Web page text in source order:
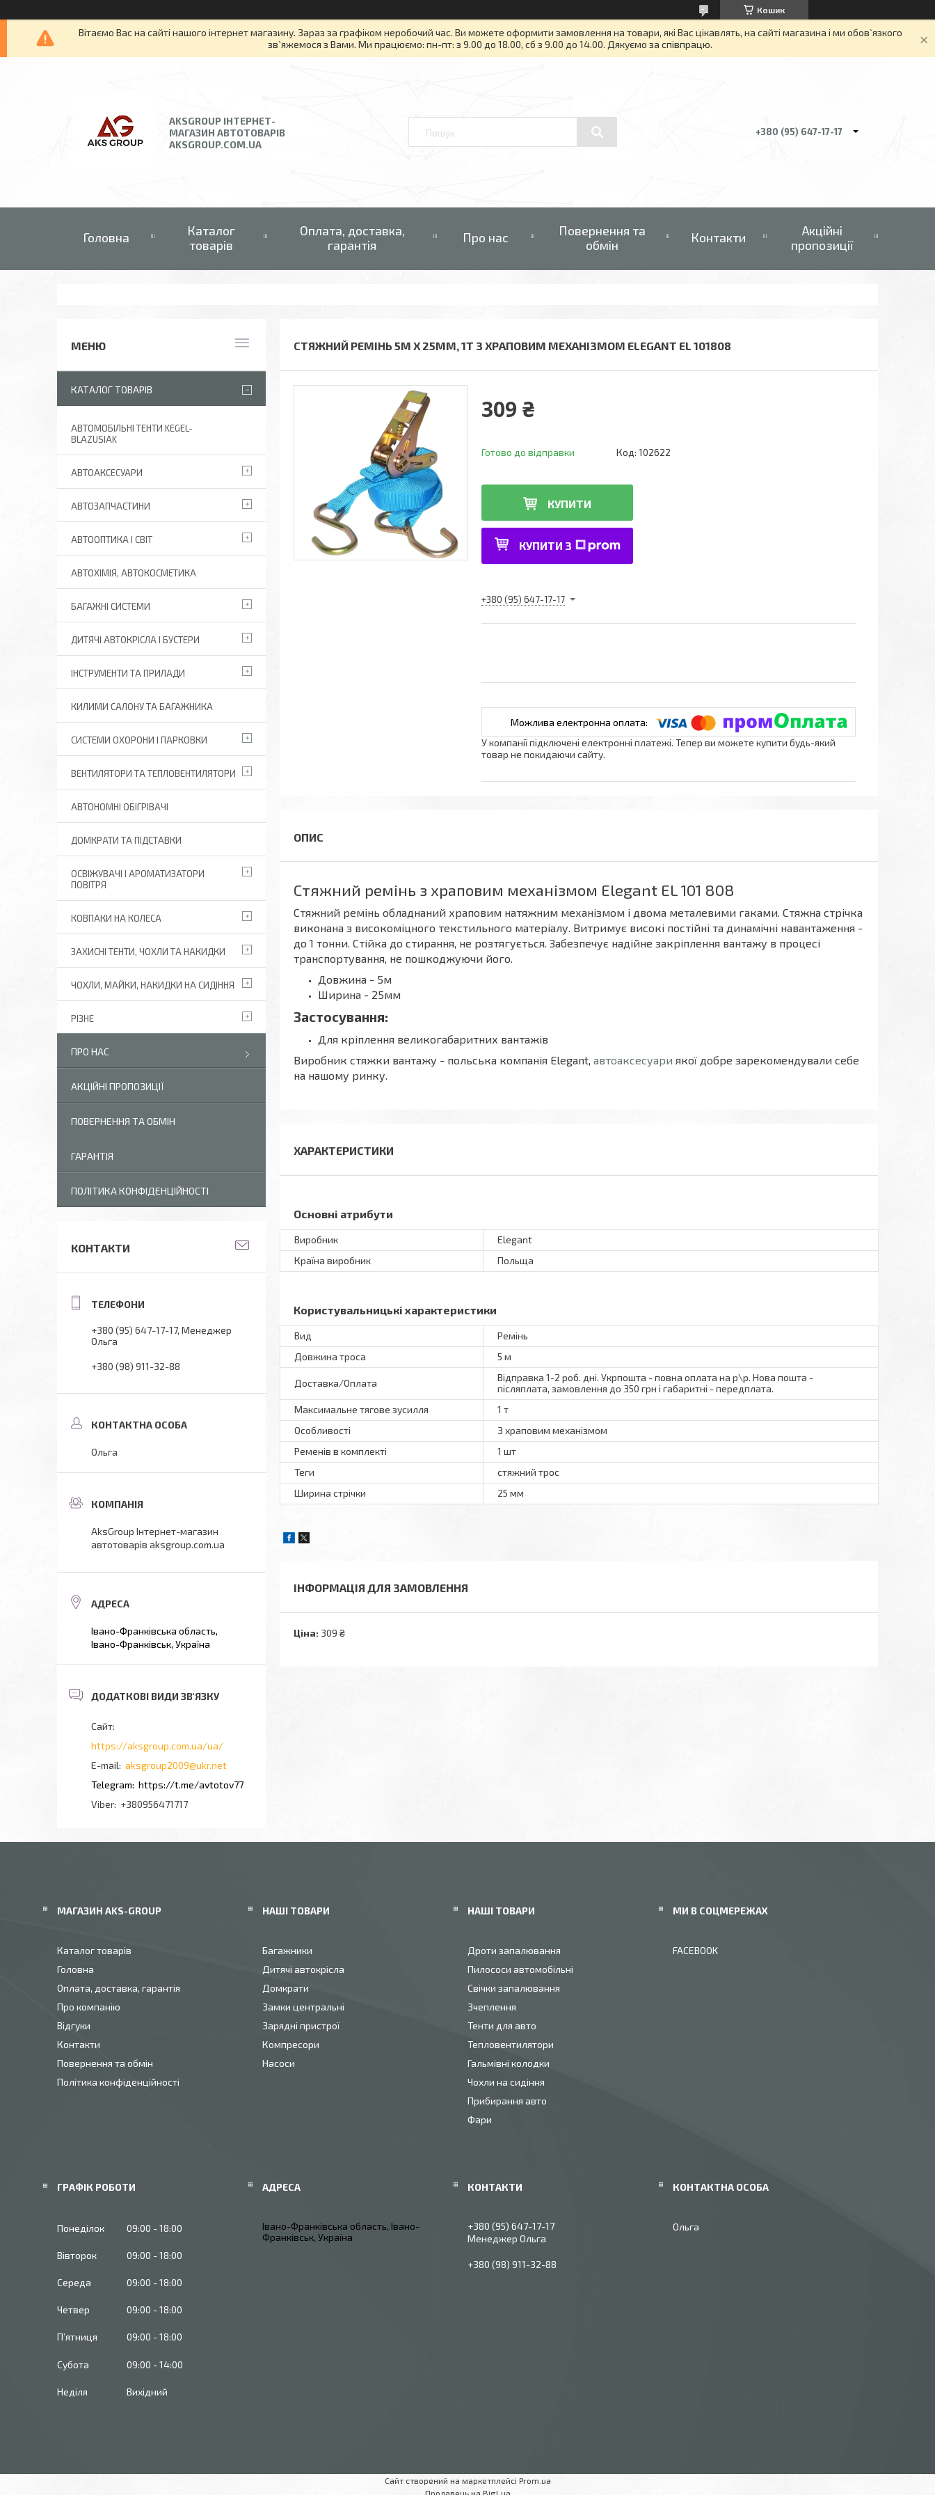
Кошик
Вітаємо Вас на сайті нашого інтернет магазину. Зараз за графіком неробочий час. Ви можете оформити замовлення на товари, які Вас цікавлять, на сайті магазина і ми обов`язкого
зв`яжемося з Вами. Ми працюємо: пн-пт: з 9.00 до 18.00, сб з 9.00 до 14.00. Дякуємо за співпрацю.
AKSGROUP ІНТЕРНЕТ-
МАГАЗИН АВТОТОВАРІВ
AKSGROUP.COM.UA
+380 (95) 647-17-17
Головна
Каталог
товарів
Оплата, доставка,
гарантія
Про нас
Повернення та
обмін
Контакти
Акційні
пропозиції
СТЯЖНИЙ РЕМІНЬ 5М Х 25ММ, 1Т З ХРАПОВИМ МЕХАНІЗМОМ ELEGANT EL 101808
309 ₴
Готово до відправки Код: 102622
КУПИТИ
КУПИТИ З
+380 (95) 647-17-17
У компанії підключені електронні платежі. Тепер ви можете купити будь-який
товар не покидаючи сайту.
Стяжний ремінь з храповим механізмом Elegant EL 101 808
Стяжний ремінь обладнаний храповим натяжним механізмом і двома металевими гаками. Стяжна стрічка
виконана з високоміцного текстильного матеріалу. Витримує високі постійні та динамічні навантаження -
до 1 тонни. Стійка до стирання, не розтягується. Забезпечує надійне закріплення вантажу в процесі
транспортування, не пошкоджуючи його.
Довжина - 5м
Ширина - 25мм
Застосування:
Для кріплення великогабаритних вантажів
Виробник стяжки вантажу - польська компанія Elegant, автоаксесуари якої добре зарекомендували себе
на нашому ринку.
ХАРАКТЕРИСТИКИ
Основні атрибути
Виробник
Elegant
Країна виробник
Польща
Користувальницькі характеристики
Вид
Ремінь
Довжина троса
5 м
Доставка/Оплата
Відправка 1-2 роб. дні. Укрпошта - повна оплата на р\р. Нова пошта -
післяплата, замовлення до 350 грн і габаритні - передплата.
Максимальне тягове зусилля
1 т
Особливості
З храповим механізмом
Ременів в комплекті
1 шт
Теги
стяжний трос
Ширина стрічки
25 мм
ІНФОРМАЦІЯ ДЛЯ ЗАМОВЛЕННЯ
Ціна: 309 ₴
КАТАЛОГ ТОВАРІВ
АВТОМОБІЛЬНІ ТЕНТИ KEGEL-
BLAZUSIAK
АВТОАКСЕСУАРИ
АВТОЗАПЧАСТИНИ
АВТООПТИКА І СВІТ
АВТОХІМІЯ, АВТОКОСМЕТИКА
БАГАЖНІ СИСТЕМИ
ДИТЯЧІ АВТОКРІСЛА І БУСТЕРИ
ІНСТРУМЕНТИ ТА ПРИЛАДИ
КИЛИМИ САЛОНУ ТА БАГАЖНИКА
СИСТЕМИ ОХОРОНИ І ПАРКОВКИ
ВЕНТИЛЯТОРИ ТА ТЕПЛОВЕНТИЛЯТОРИ
АВТОНОМНІ ОБІГРІВАЧІ
ДОМКРАТИ ТА ПІДСТАВКИ
ОСВІЖУВАЧІ І АРОМАТИЗАТОРИ
ПОВІТРЯ
КОВПАКИ НА КОЛЕСА
ЗАХИСНІ ТЕНТИ, ЧОХЛИ ТА НАКИДКИ
ЧОХЛИ, МАЙКИ, НАКИДКИ НА СИДІННЯ
РІЗНЕ
ПРО НАС
АКЦІЙНІ ПРОПОЗИЦІЇ
ПОВЕРНЕННЯ ТА ОБМІН
ГАРАНТІЯ
ПОЛІТИКА КОНФІДЕНЦІЙНОСТІ
КОНТАКТИ
+380 (95) 647-17-17 Менеджер
Ольга
+380 (98) 911-32-88
Ольга
AksGroup Інтернет-магазин
автотоварів aksgroup.com.ua
Івано-Франківська область,
Івано-Франківськ, Україна
https://aksgroup.com.ua/ua/
aksgroup2009@ukr.net
https://t.me/avtotov77
+380956471717
МАГАЗИН AKS-GROUP
Каталог товарів
Головна
Оплата, доставка, гарантія
Про компанію
Відгуки
Контакти
Повернення та обмін
Політика конфіденційності
НАШІ ТОВАРИ
Багажники
Дитячі автокрісла
Домкрати
Замки центральні
Зарядні пристрої
Компресори
Насоси
НАШІ ТОВАРИ
Дроти запалювання
Пилососи автомобільні
Свічки запалювання
Зчеплення
Тенти для авто
Тепловентилятори
Гальмівні колодки
Чохли на сидіння
Прибирання авто
Фари
МИ В СОЦМЕРЕЖАХ
FACEBOOK
ГРАФІК РОБОТИ
Понеділок 09:00 18:00
Вівторок 09:00 18:00
Середа 09:00 18:00
Четвер 09:00 18:00
Пʼятниця 09:00 18:00
Субота 09:00 14:00
Неділя Вихідний
Івано-Франківська область, Івано-
Франківськ, Україна
+380 (95) 647-17-17
Менеджер Ольга
+380 (98) 911-32-88
Ольга
Сайт створений на маркетплейсі Prom.ua
Продавець на Bigl.ua